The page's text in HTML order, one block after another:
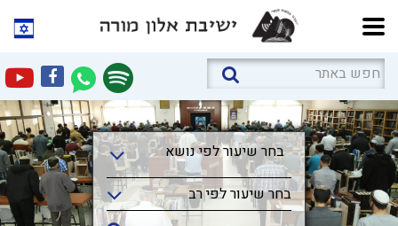
בחר שיעור לפי נושא
בחר שיעור לפי נושא
בחר שיעור לפי רב